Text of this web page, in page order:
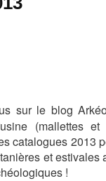
sur le blog
(mallettes et
catalogues 2013
et estivales
!